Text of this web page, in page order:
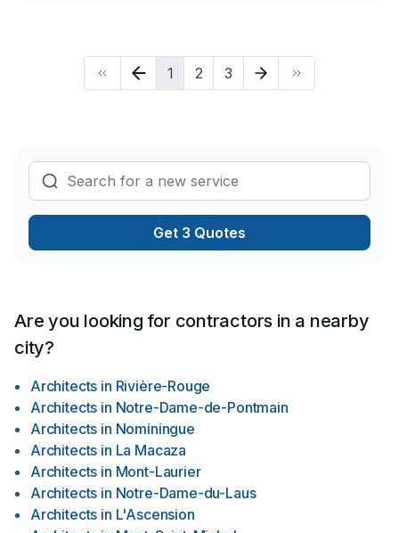
Notre engagement est simple : offrir un service d'exception,
centré sur vos besoins et vos aspirations.
1 2 3
Get 3 Quotes
Are you looking for contractors in a nearby
city?
Architects in Rivière-Rouge
Architects in Notre-Dame-de-Pontmain
Architects in Nominingue
Architects in La Macaza
Architects in Mont-Laurier
Architects in Notre-Dame-du-Laus
Architects in L'Ascension